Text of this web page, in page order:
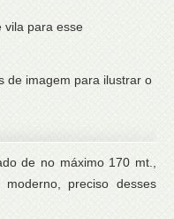
vila para esse
de imagem para ilustrar o
de no máximo 170 mt.,
preciso desses